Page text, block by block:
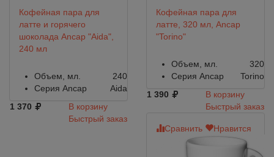
Кофейная пара для
латте и горячего
шоколада Ancap "Aida",
240 мл
Объем, мл.
240
Серия Ancap
Aida
1 370
В корзину
Быстрый заказ
Кофейная пара для
латте, 320 мл, Ancap
"Torino"
Объем, мл.
320
Серия Ancap
Torino
1 390
В корзину
Быстрый заказ
Сравнить Нравится